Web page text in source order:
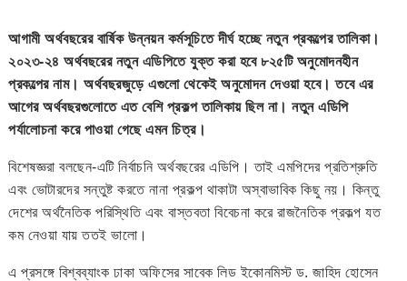
আগামী অর্থবছরের বার্ষিক উন্নয়ন কর্মসূচিতে দীর্ঘ হচ্ছে নতুন প্রকল্পের তালিকা।
২০২৩-২৪ অর্থবছরের নতুন এডিপিতে যুক্ত করা হবে ৮২৫টি অনুমোদনহীন
প্রকল্পের নাম। অর্থবছরজুড়ে এগুলো থেকেই অনুমোদন দেওয়া হবে। তবে এর
আগের অর্থবছরগুলোতে এত বেশি প্রকল্প তালিকায় ছিল না। নতুন এডিপি
পর্যালোচনা করে পাওয়া গেছে এমন চিত্র।
বিশেষজ্ঞরা বলছেন-এটি নির্বাচনি অর্থবছরের এডিপি। তাই এমপিদের প্রতিশ্রুতি
এবং ভোটারদের সন্তুষ্ট করতে নানা প্রকল্প থাকাটা অস্বাভাবিক কিছু নয়। কিন্তু
দেশের অর্থনৈতিক পরিস্থিতি এবং বাস্তবতা বিবেচনা করে রাজনৈতিক প্রকল্প যত
কম নেওয়া যায় ততই ভালো।
এ প্রসঙ্গে বিশ্বব্যাংক ঢাকা অফিসের সাবেক লিড ইকোনমিস্ট ড. জাহিদ হোসেন